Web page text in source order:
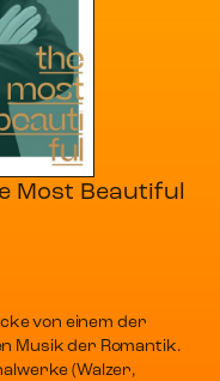
Most Beautiful
von einem der
Musik der Romantik.
(Walzer,